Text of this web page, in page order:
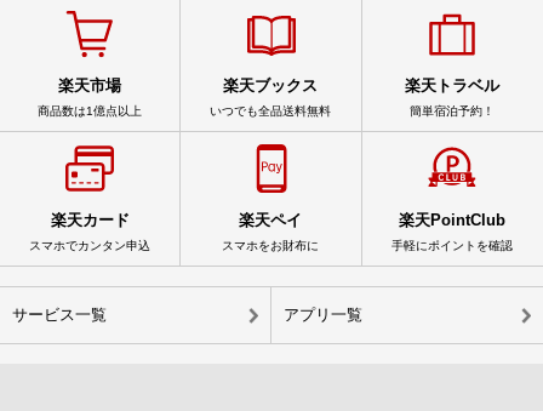
楽天市場
商品数は1億点以上
楽天ブックス
いつでも全品送料無料
楽天トラベル
簡単宿泊予約！
楽天カード
スマホでカンタン申込
楽天ペイ
スマホをお財布に
楽天PointClub
手軽にポイントを確認
サービス一覧 アプリ一覧